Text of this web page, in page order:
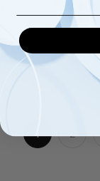
Coordinato da
€25,00
1 2